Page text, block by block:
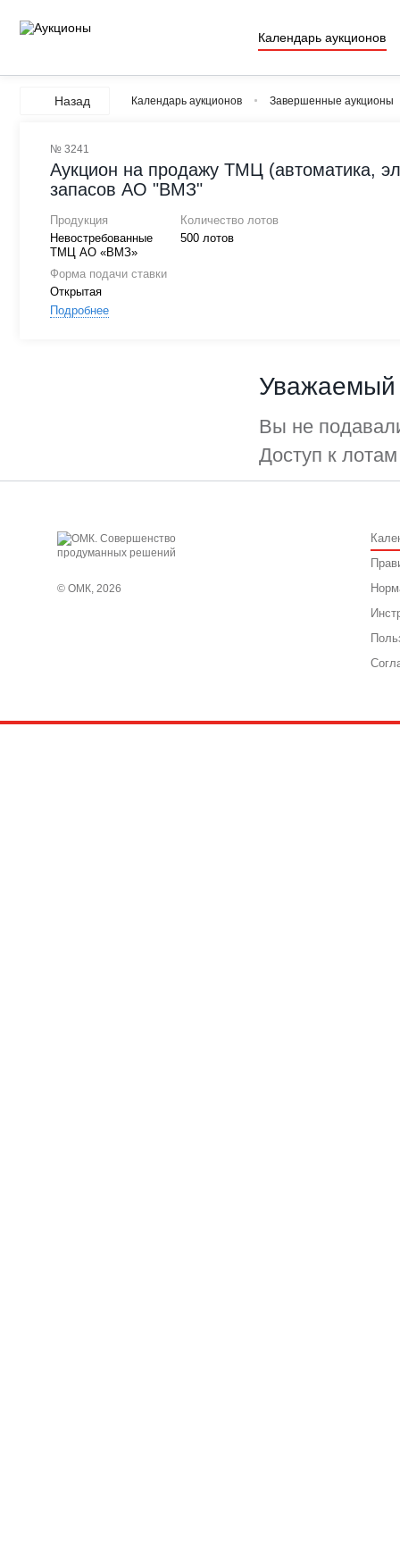
Календарь аукционов
Назад Календарь аукционов Завершенные аукционы
№ 3241
Аукцион на продажу ТМЦ (автоматика,
запасов АО "ВМЗ"
Продукция
Невостребованные
ТМЦ АО «ВМЗ»
Количество лотов
500 лотов
Форма подачи ставки
Открытая
Подробнее
Уважаемый
Вы не
Доступ к
© ОМК, 2026